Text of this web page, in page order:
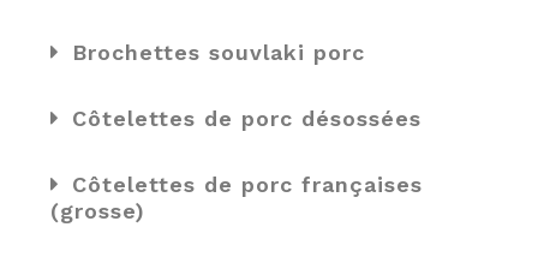
Brochettes souvlaki porc
Côtelettes de porc désossées
Côtelettes de porc françaises
(grosse)